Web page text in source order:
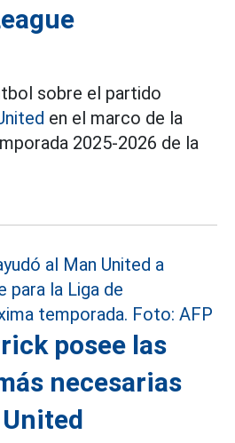
sobre el partido
en el marco de la
2025-2026 de la
posee las
necesarias